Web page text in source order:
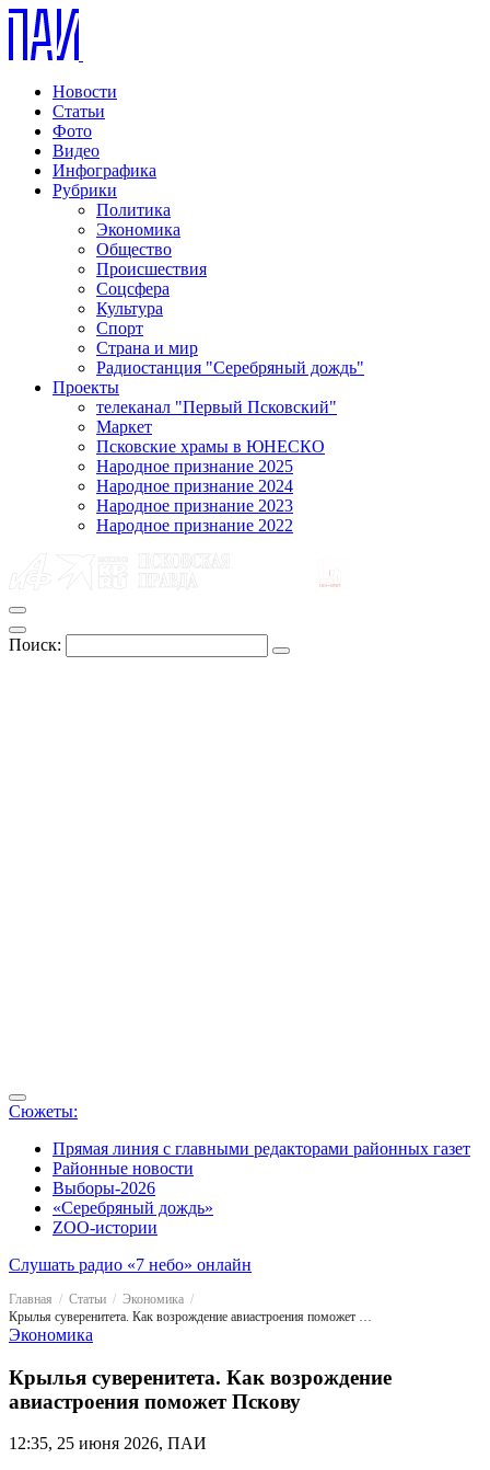
Новости
Статьи
Фото
Видео
Инфографика
Рубрики
Политика
Экономика
Общество
Происшествия
Соцсфера
Культура
Спорт
Страна и мир
Радиостанция "Серебряный дождь"
Проекты
телеканал "Первый Псковский"
Маркет
Псковские храмы в ЮНЕСКО
Народное признание 2025
Народное признание 2024
Народное признание 2023
Народное признание 2022
Поиск:
Сюжеты:
Прямая линия с главными редакторами районных газет
Районные новости
Выборы-2026
«Серебряный дождь»
ZOO-истории
Слушать радио «7 небо» онлайн
Главная Статьи
Экономика
Крылья суверенитета. Как возрождение авиастроения поможет Пскову
Экономика
Крылья суверенитета. Как возрождение
авиастроения поможет Пскову
12:35, 25 июня 2026, ПАИ